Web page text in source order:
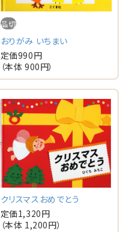
品切
おりがみ いちまい
定価990円
（本体 900円）
クリスマスおめでとう
定価1,320円
（本体 1,200円）